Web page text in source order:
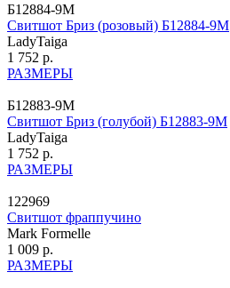
Б12884-9М
Свитшот Бриз (розовый) Б12884-9М
LadyTaiga
1 752 р.
РАЗМЕРЫ
Б12883-9М
Свитшот Бриз (голубой) Б12883-9М
LadyTaiga
1 752 р.
РАЗМЕРЫ
122969
Свитшот фраппучино
Mark Formelle
1 009 р.
РАЗМЕРЫ